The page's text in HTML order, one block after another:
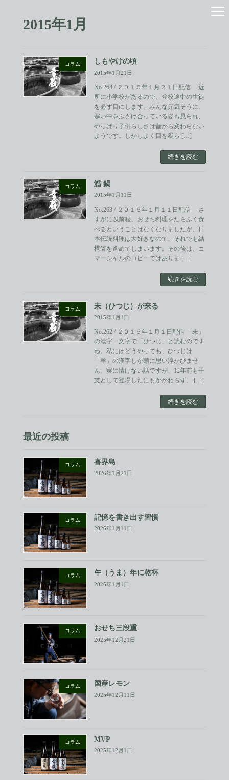
2015年1月
コラム しもやけの頃
2015年1月21日
No.264 / ２０１５年１月２１日配信 近
所に小学校があるので、登校途中の生徒
を必ず目にします。みんな元気そうに、
寒い中をふざけ合っている姿も見られ、
やっぱり子供らしさは昔から変わらない
ようです。しかしよく目を凝ら […]
続きを読む
コラム 鱈 鍋
2015年1月11日
No.263 / ２０１５年１月１１日配信 さ
すがに以前程、おせち料理をたらふく食
べるということはなくなりましたが、日
本伝統料理は大好きなので、それでも結
構箸を進めてしまいます。その後は、コ
マーシャルのコピーではありま […]
続きを読む
コラム 未（ひつじ）が来る
2015年1月1日
No.262 / ２０１５年１月１日配信 「未」
の漢字一文字で「ひつじ」と読むのです
ね。私にはどうやっても、ひつじは
「羊」の漢字しか頭に思い浮かびませ
ん。実に情けない話ですが、12年前も干
支として登場したにもかかわらず、 […]
続きを読む
最近の投稿
コラム 喜界島
2026年1月21日
コラム 記憶を書き出す習慣
2026年1月11日
コラム 午（うま）年に乾杯
2026年1月1日
コラム おせち三段重
2025年12月21日
コラム 国産レモン
2025年12月11日
コラム MVP
2025年12月1日